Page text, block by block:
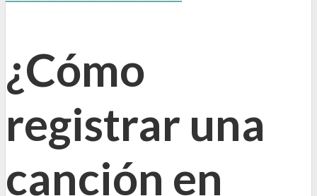
¿Cómo
registrar una
canción en